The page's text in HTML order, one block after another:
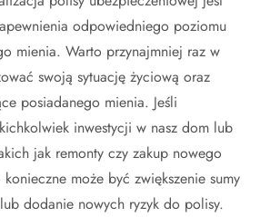
odpowiedniego poziomu
mienia. Warto przynajmniej raz w
swoją sytuację życiową oraz
posiadanego mienia. Jeśli
inwestycji w nasz dom lub
jak remonty czy zakup nowego
może być zwiększenie sumy
dodanie nowych ryzyk do polisy.